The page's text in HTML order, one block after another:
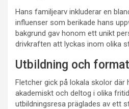
Hans familjearv inkluderar en
influenser som berikade hans
bakgrund gav honom ett unikt
drivkraften att lyckas inom olika
Utbildning och
Fletcher gick på lokala skolor där
akademiskt och deltog i olika
utbildningsresa präglades av ett